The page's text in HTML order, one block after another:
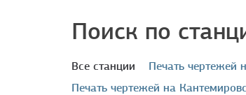
Поиск по
Все станции печать чертежей
печать чертежей на